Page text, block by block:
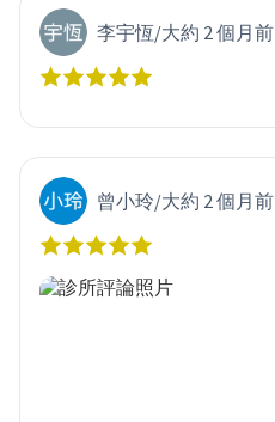
李宇恆/大約 2 個月前
曾小玲/大約 2 個月前